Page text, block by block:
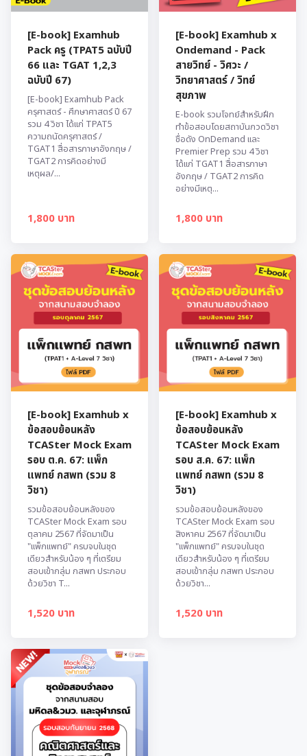
[E-book] Examhub
Pack ครู (TPAT5 ฉบับปี
66 และ TGAT 1,2,3
ฉบับปี 67)
[E-book] Examhub Pack
ครุศาสตร์ - ศึกษาศาสตร์ ปี 67
รวม 4 วิชา ได้แก่ TPAT5
ความถนัดครุศาสตร์ /
TGAT1 สื่อสารภาษาอังกฤษ /
TGAT2 การคิดอย่างมี
เหตุผล/...
1,800 บาท
[E-book] Examhub x
Ondemand - Pack
สายวิทย์ - วิศวะ /
วิทยาศาสตร์ / วิทย์
สุขภาพ
E-book รวมโจทย์สำหรับฝึก
ทำข้อสอบโดยสถาบันกวดวิชา
ชื่อดัง OnDemand และ
Premier Prep รวม 4 วิชา
ได้แก่ TGAT1 สื่อสารภาษา
อังกฤษ / TGAT2 การคิด
อย่างมีเหตุ...
1,800 บาท
[E-book] Examhub x
ข้อสอบย้อนหลัง
TCASter Mock Exam
รอบ ต.ค. 67: แพ็ก
แพทย์ กสพท (รวม 8
วิชา)
รวมข้อสอบย้อนหลังของ
TCASter Mock Exam รอบ
ตุลาคม 2567 ที่จัดมาเป็น
"แพ็กแพทย์" ครบจบในชุด
เดียวสำหรับน้อง ๆ ที่เตรียม
สอบเข้ากลุ่ม กสพท ประกอบ
ด้วยวิชา T...
1,520 บาท
[E-book] Examhub x
ข้อสอบย้อนหลัง
TCASter Mock Exam
รอบ ส.ค. 67: แพ็ก
แพทย์ กสพท (รวม 8
วิชา)
รวมข้อสอบย้อนหลังของ
TCASter Mock Exam รอบ
สิงหาคม 2567 ที่จัดมาเป็น
"แพ็กแพทย์" ครบจบในชุด
เดียวสำหรับน้อง ๆ ที่เตรียม
สอบเข้ากลุ่ม กสพท ประกอบ
ด้วยวิชา...
1,520 บาท